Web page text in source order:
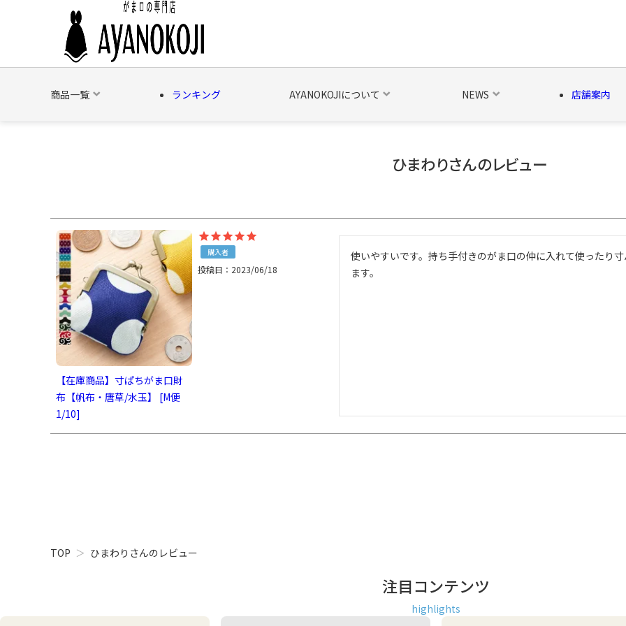
商品一覧 ランキング AYANOKOJIについて NEWS 店舗案内
ベルト・関連商品 新商品 シーズン品
ひまわりさんのレビュー
【在庫商品】寸ぱちがま口財
布【帆布・唐草/水玉】 [M便
1/10]
購入者
投稿日 2023/06/18
使いやすいです。持ち手付きのがま口の仲に入れて使ったり
ます。
TOP ひまわりさんのレビュー
注目コンテンツ
highlights